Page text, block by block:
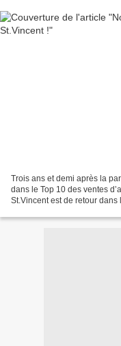
Trois ans et demi après la
dans le Top 10 des ventes
St.Vincent est de retour